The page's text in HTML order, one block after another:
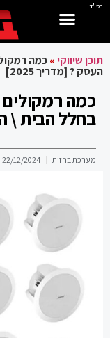
בס"ד
תוכן שיווקי»כמה
העסק ? [מדריך 2025]
כמה
בחלל הבית \
מערכת בחזית 22/12/2024